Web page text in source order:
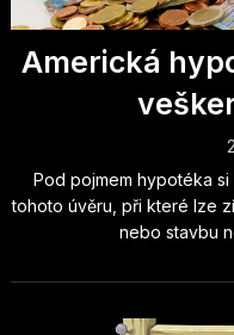
Americká
Pod pojmem hypotéka
tohoto úvěru, při které lze
nebo stavbu